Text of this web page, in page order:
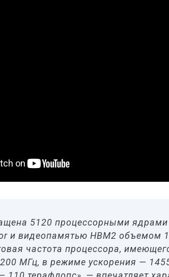
5120 процессорными
и видеопамятью HBM2 объемом
частота процессора,
МГц, в режиме ускорения —